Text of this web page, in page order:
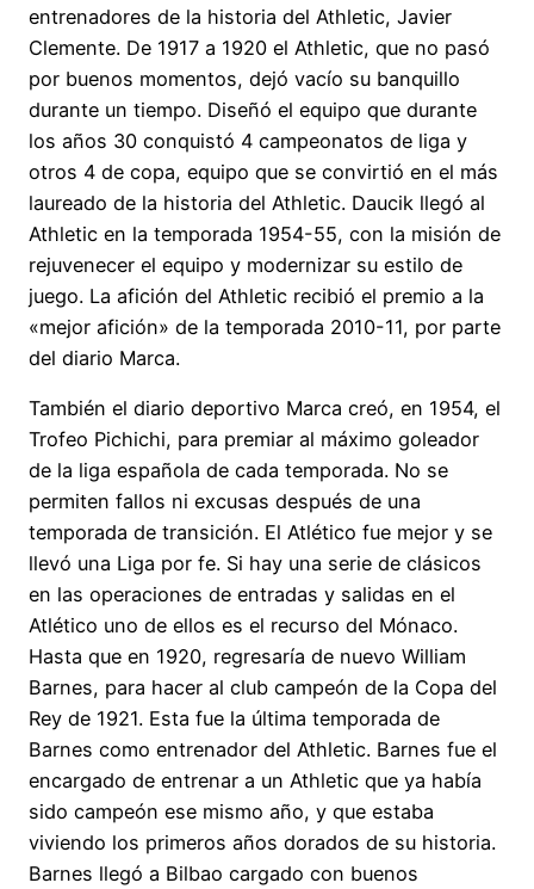
entrenadores de la historia del Athletic, Javier
Clemente. De 1917 a 1920 el Athletic, que no pasó
por buenos momentos, dejó vacío su banquillo
durante un tiempo. Diseñó el equipo que durante
los años 30 conquistó 4 campeonatos de liga y
otros 4 de copa, equipo que se convirtió en el más
laureado de la historia del Athletic. Daucik llegó al
Athletic en la temporada 1954-55, con la misión de
rejuvenecer el equipo y modernizar su estilo de
juego. La afición del Athletic recibió el premio a la
«mejor afición» de la temporada 2010-11, por parte
del diario Marca.
También el diario deportivo Marca creó, en 1954, el
Trofeo Pichichi, para premiar al máximo goleador
de la liga española de cada temporada. No se
permiten fallos ni excusas después de una
temporada de transición. El Atlético fue mejor y se
llevó una Liga por fe. Si hay una serie de clásicos
en las operaciones de entradas y salidas en el
Atlético uno de ellos es el recurso del Mónaco.
Hasta que en 1920, regresaría de nuevo William
Barnes, para hacer al club campeón de la Copa del
Rey de 1921. Esta fue la última temporada de
Barnes como entrenador del Athletic. Barnes fue el
encargado de entrenar a un Athletic que ya había
sido campeón ese mismo año, y que estaba
viviendo los primeros años dorados de su historia.
Barnes llegó a Bilbao cargado con buenos